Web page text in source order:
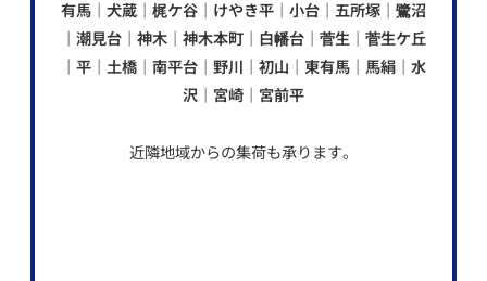
有馬｜犬蔵｜梶ケ谷｜けやき平｜小台｜五所塚｜鷺沼
｜潮見台｜神木｜神木本町｜白幡台｜菅生｜菅生ケ丘
｜平｜土橋｜南平台｜野川｜初山｜東有馬｜馬絹｜水
沢｜宮崎｜宮前平
近隣地域からの集荷も承ります。